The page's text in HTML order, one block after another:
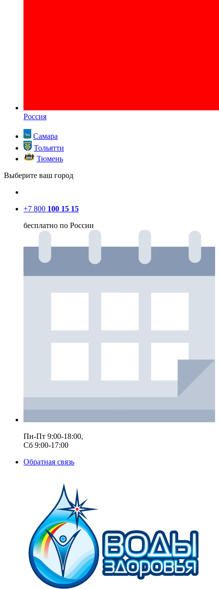
Россия
Самара
Тольятти
Тюмень
Выберите ваш город
+7 800 100 15 15
бесплатно по России
Пн-Пт 9:00-18:00,
Сб 9:00-17:00
Обратная связь